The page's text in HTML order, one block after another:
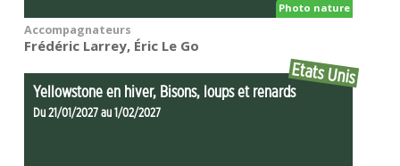
Photo nature
Accompagnateurs
Frédéric Larrey, Éric Le Go
Yellowstone en hiver, Bisons, loups et renards
Etats Unis
Du 21/01/2027 au 1/02/2027